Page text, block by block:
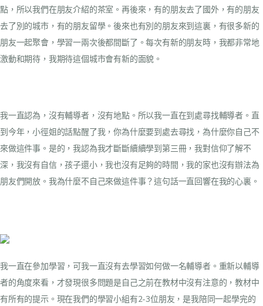
點，所以我們在朋友介紹的茶室。再後來，有的朋友去了國外，有的朋友
去了別的城市，有的朋友留學。後來也有別的朋友來到這裏，有很多新的
朋友一起聚會，學習一兩次後都間斷了。每次有新的朋友時，我都非常地
激動和期待，我期待這個城市會有新的面貌。
我一直認為，沒有輔導者，沒有地點。所以我一直在到處尋找輔導者。直
到今年，小徑姐的話點醒了我，你為什麼要到處去尋找，為什麼你自己不
來做這件事。是的，我認為我才斷斷續續學到第三冊，我對信仰了解不
深，我沒有自信，孩子還小，我也沒有足夠的時間，我的家也沒有辦法為
朋友們開放。我為什麼不自己來做這件事？這句話一直回響在我的心裏。
我一直在參加學習，可我一直沒有去學習如何做一名輔導者。重新以輔導
者的角度來看，才發現很多問題是自己之前在教材中沒有注意的，教材中
有所有的提示。現在我們的學習小組有2-3位朋友，是我陪同一起學完的